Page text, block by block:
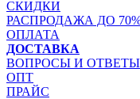
СКИДКИ
РАСПРОДАЖА ДО
ОПЛАТА
ДОСТАВКА
ВОПРОСЫ И ОТВЕТЫ
ОПТ
ПРАЙС